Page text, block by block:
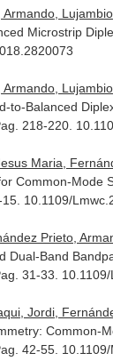
Armando,
Microstrip
Armando,
to-Balanced
218-220.
Maria,
Common-Mode
10.1109/
Prieto,
Dual-Band
31-33.
Jordi,
Common-
42-55.